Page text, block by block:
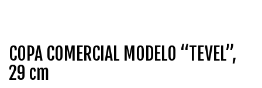
COPA COMERCIAL MODELO “TEVEL”,
29 cm